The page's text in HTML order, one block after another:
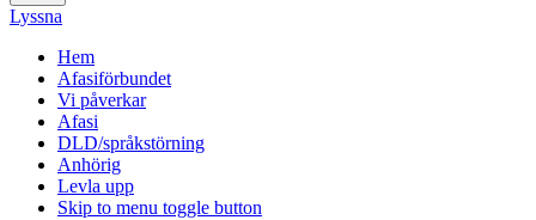
Öppna
meny:
%s
Lyssna
Hem
Afasiförbundet
Vi påverkar
Afasi
DLD/språkstörning
Anhörig
Levla upp
Skip to menu toggle button